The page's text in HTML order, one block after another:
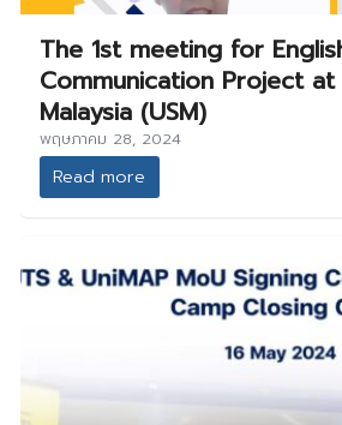
The 1st meeting for
Communication Project at
Malaysia (USM)
พฤษภาคม 28, 2024
Read more